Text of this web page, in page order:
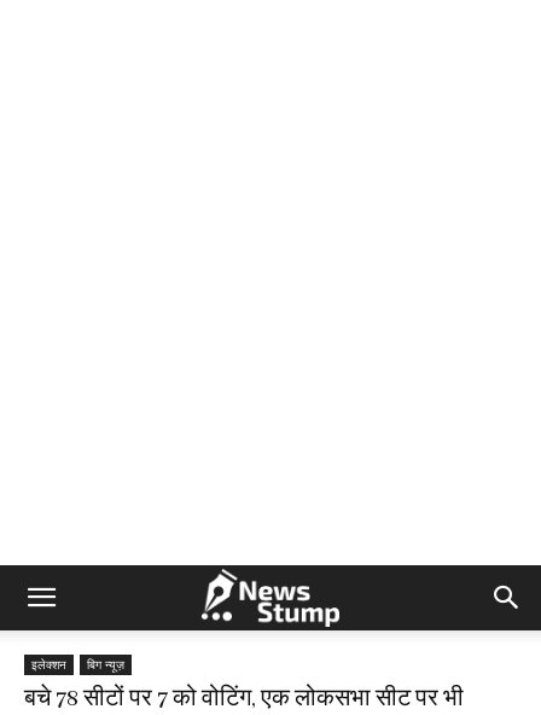
इलेक्शन बिग न्यूज़
बचे 78 सीटों पर 7 को वोटिंग, एक लोकसभा सीट पर भी